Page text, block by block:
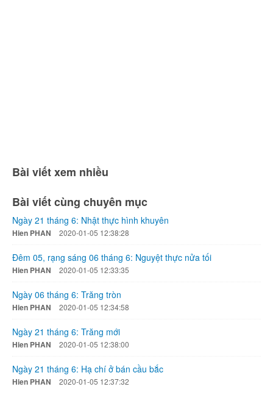
Bài viết xem nhiều
Bài viết cùng chuyên mục
Ngày 21 tháng 6: Nhật thực hình khuyên
Hien PHAN 2020-01-05 12:38:28
Đêm 05, rạng sáng 06 tháng 6: Nguyệt thực nửa tối
Hien PHAN 2020-01-05 12:33:35
Ngày 06 tháng 6: Trăng tròn
Hien PHAN 2020-01-05 12:34:58
Ngày 21 tháng 6: Trăng mới
Hien PHAN 2020-01-05 12:38:00
Ngày 21 tháng 6: Hạ chí ở bán cầu bắc
Hien PHAN 2020-01-05 12:37:32